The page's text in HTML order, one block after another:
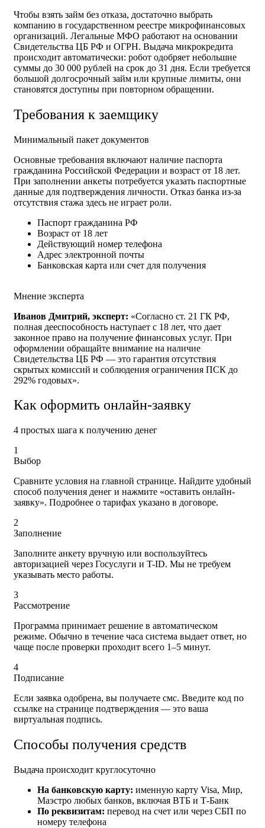
Чтобы взять займ без отказа, достаточно выбрать
компанию в государственном реестре микрофинансовых
организаций. Легальные МФО работают на основании
Свидетельства ЦБ РФ и ОГРН. Выдача микрокредита
происходит автоматически: робот одобряет небольшие
суммы до 30 000 рублей на срок до 31 дня. Если требуется
большой долгосрочный займ или крупные лимиты, они
становятся доступны при повторном обращении.
Требования к заемщику
Минимальный пакет документов
Основные требования включают наличие паспорта
гражданина Российской Федерации и возраст от 18 лет.
При заполнении анкеты потребуется указать паспортные
данные для подтверждения личности. Отказ банка из-за
отсутствия стажа здесь не играет роли.
Паспорт гражданина РФ
Возраст от 18 лет
Действующий номер телефона
Адрес электронной почты
Банковская карта или счет для получения
Мнение эксперта
Иванов Дмитрий, эксперт: «Согласно ст. 21 ГК РФ,
полная дееспособность наступает с 18 лет, что дает
законное право на получение финансовых услуг. При
оформлении обращайте внимание на наличие
Свидетельства ЦБ РФ — это гарантия отсутствия
скрытых комиссий и соблюдения ограничения ПСК до
292% годовых».
Как оформить онлайн-заявку
4 простых шага к получению денег
1
Выбор
Сравните условия на главной странице. Найдите удобный
способ получения денег и нажмите «оставить онлайн-
заявку». Подробнее о тарифах указано в договоре.
2
Заполнение
Заполните анкету вручную или воспользуйтесь
авторизацией через Госуслуги и T-ID. Мы не требуем
указывать место работы.
3
Рассмотрение
Программа принимает решение в автоматическом
режиме. Обычно в течение часа система выдает ответ, но
чаще после проверки проходит всего 1–5 минут.
4
Подписание
Если заявка одобрена, вы получаете смс. Введите код по
ссылке на странице подтверждения — это ваша
виртуальная подпись.
Способы получения средств
Выдача происходит круглосуточно
На банковскую карту: именную карту Visa, Мир,
Маэстро любых банков, включая ВТБ и Т-Банк
По реквизитам: перевод на счет или через СБП по
номеру телефона